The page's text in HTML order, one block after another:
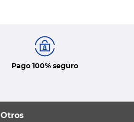
Pago 100% seguro
Otros